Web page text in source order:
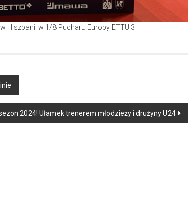
2024! Ułamek trenerem młodzieży i drużyny U24